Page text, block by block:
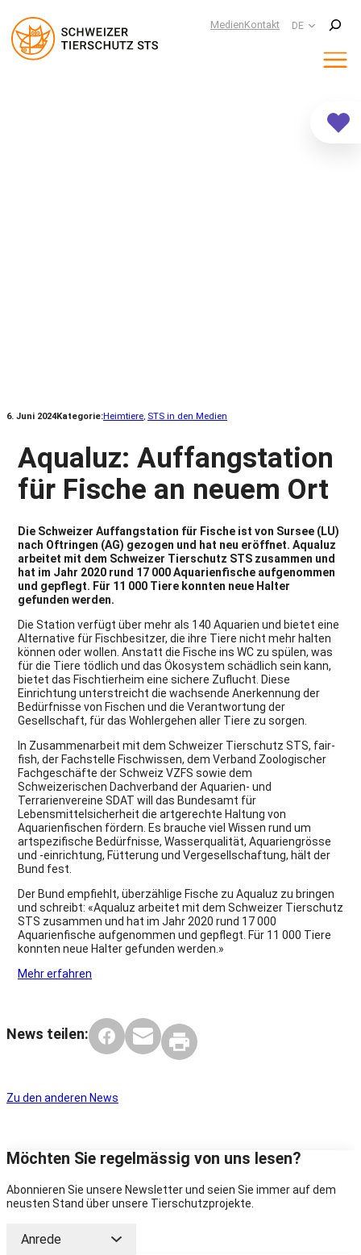
MedienKontakt DE
Suchen
6. Juni 2024Kategorie:Heimtiere, STS in den Medien
Aqualuz: Auffangstation
für Fische an neuem Ort
Die Schweizer Auffangstation für Fische ist von Sursee (LU)
nach Oftringen (AG) gezogen und hat neu eröffnet. Aqualuz
arbeitet mit dem Schweizer Tierschutz STS zusammen und
hat im Jahr 2020 rund 17 000 Aquarienfische aufgenommen
und gepflegt. Für 11 000 Tiere konnten neue Halter
gefunden werden.
Die Station verfügt über mehr als 140 Aquarien und bietet eine
Alternative für Fischbesitzer, die ihre Tiere nicht mehr halten
können oder wollen. Anstatt die Fische ins WC zu spülen, was
für die Tiere tödlich und das Ökosystem schädlich sein kann,
bietet das Fischtierheim eine sichere Zuflucht. Diese
Einrichtung unterstreicht die wachsende Anerkennung der
Bedürfnisse von Fischen und die Verantwortung der
Gesellschaft, für das Wohlergehen aller Tiere zu sorgen.
In Zusammenarbeit mit dem Schweizer Tierschutz STS, fair-
fish, der Fachstelle Fischwissen, dem Verband Zoologischer
Fachgeschäfte der Schweiz VZFS sowie dem
Schweizerischen Dachverband der Aquarien- und
Terrarienvereine SDAT will das Bundesamt für
Lebensmittelsicherheit die artgerechte Haltung von
Aquarienfischen fördern. Es brauche viel Wissen rund um
artspezifische Bedürfnisse, Wasserqualität, Aquariengrösse
und -einrichtung, Fütterung und Vergesellschaftung, hält der
Bund fest.
Der Bund empfiehlt, überzählige Fische zu Aqualuz zu bringen
und schreibt: «Aqualuz arbeitet mit dem Schweizer Tierschutz
STS zusammen und hat im Jahr 2020 rund 17 000
Aquarienfische aufgenommen und gepflegt. Für 11 000 Tiere
konnten neue Halter gefunden werden.»
Mehr erfahren
News teilen:
Zu den anderen News
Möchten Sie regelmässig von uns lesen?
Abonnieren Sie unsere Newsletter und seien Sie immer auf dem
neusten Stand über unsere Tierschutzprojekte.